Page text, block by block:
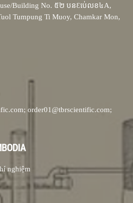
Building No. ៥២ បនƐប់េលខ៤A,
Tumpung Ti Muoy, Chamkar Mon,
order01@tbrscientific.com;
nghiệm